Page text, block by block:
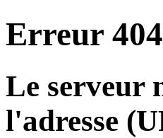
Erreur 404
Le serveur
l'adresse